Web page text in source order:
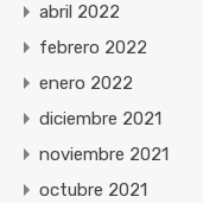
abril 2022
febrero 2022
enero 2022
diciembre 2021
noviembre 2021
octubre 2021